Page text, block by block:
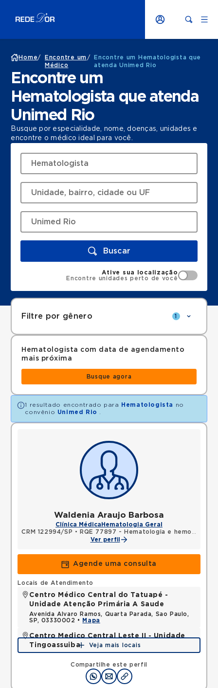
Home/
Encontre um
Médico
/
Encontre um Hematologista que
atenda Unimed Rio
Encontre um
Hematologista que atenda
Unimed Rio
Busque por especialidade, nome, doenças, unidades e
encontre o médico ideal para você.
Buscar
Ative sua localização
Encontre unidades perto de você
Filtre por gênero 1
Hematologista com data de agendamento
mais próxima
Busque agora
1 resultado encontrado para Hematologista
no
convênio Unimed Rio
Waldenia Araujo Barbosa
Clínica Médica Hematologia Geral
CRM 122994/SP •
RQE 77897 - Hematologia e hemoterapia
Ver perfil
Agende uma consulta
Compartilhe este perfil
Locais de Atendimento
Centro Médico Central do Tatuapé -
Unidade Atenção Primária A Saude
Avenida Alvaro Ramos, Quarta Parada, Sao Paulo,
SP, 03330002 •
Mapa
Centro Medico Central Leste II - Unidade
Tingoassuiba
Rua Tingoassuiba, Vila Iolanda, Sao Paulo, SP,
Mapa
Veja mais locais